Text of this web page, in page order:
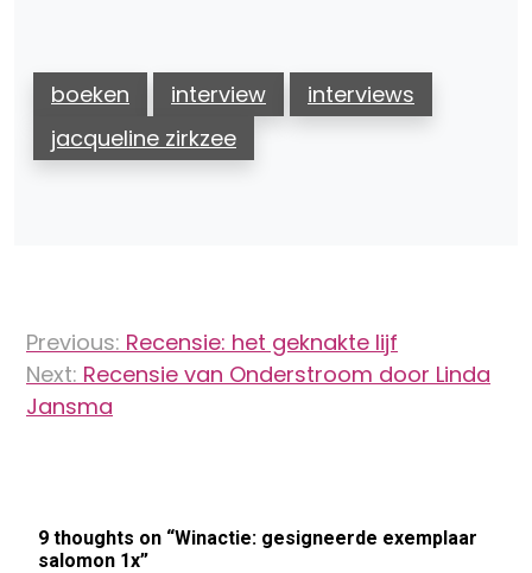
boeken interview
interviews
jacqueline zirkzee
navigatie
Previous: Recensie: het geknakte lijf
Next: Recensie van Onderstroom door Linda
Jansma
9 thoughts on “Winactie: gesigneerde exemplaar
salomon 1x”